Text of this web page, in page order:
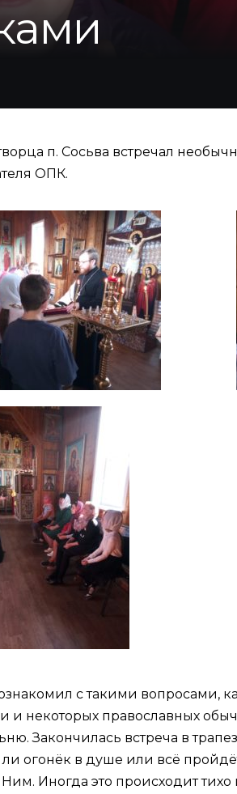
п. Сосьва встречал
ОПК.
с такими вопросами,
некоторых православных
Закончилась встреча в
ли огонёк в душе или всё
Иногда это происходит